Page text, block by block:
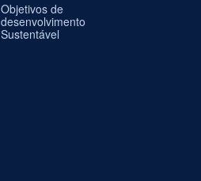
Objetivos de
desenvolvimento
Sustentável